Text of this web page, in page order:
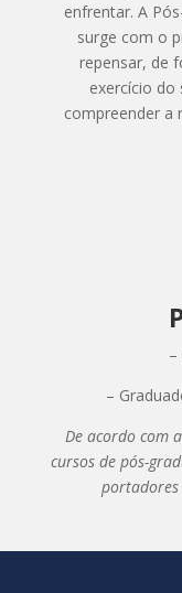
enfrentar. A
surge com o
repensar, de
exercício do
compreender a
–
De acordo com a
cursos de pós-